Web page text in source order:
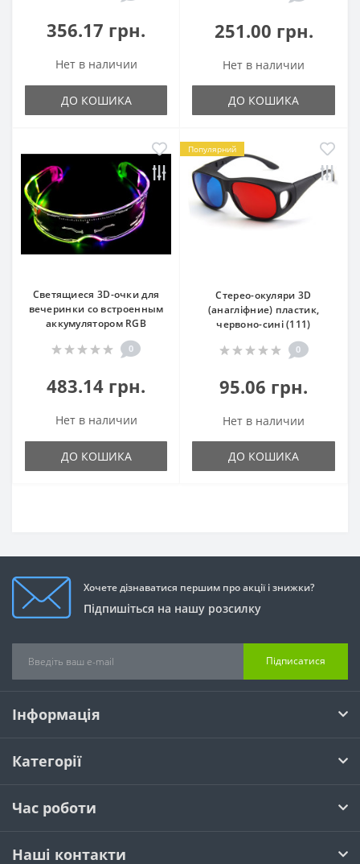
356.17 грн.
Нет в наличии
ДО КОШИКА
251.00 грн.
Нет в наличии
ДО КОШИКА
Светящиеся 3D-очки для
вечеринки со встроенным
аккумулятором RGB
0
483.14 грн.
Нет в наличии
ДО КОШИКА
Популярний
Стерео-окуляри 3D
(анагліфние) пластик,
червоно-сині (111)
0
95.06 грн.
Нет в наличии
ДО КОШИКА
Хочете дізнаватися першим про акції і знижки?
Підпишіться на нашу розсилку
Підписатися
Інформація
Категорії
Час роботи
Наші контакти